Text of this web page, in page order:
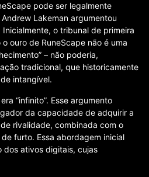
pode ser legalmente
Lakeman argumentou
o tribunal de primeira
ouro de RuneScape não é uma
– não poderia,
tradicional, que historicamente
intangível.
“infinito”. Esse argumento
da capacidade de adquirir a
rivalidade, combinada com o
furto. Essa abordagem inicial
dos ativos digitais, cujas